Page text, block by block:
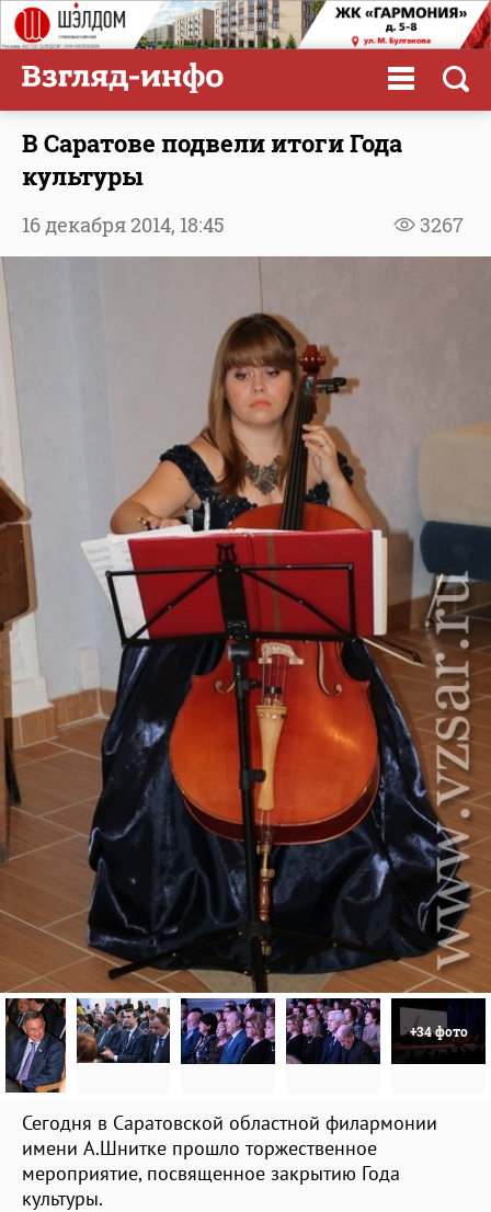
В Саратове подвели итоги Года
культуры
3267
16 декабря 2014, 18:45
+34 фото
Сегодня в Саратовской областной филармонии
имени А.Шнитке прошло торжественное
мероприятие, посвященное закрытию Года
культуры.